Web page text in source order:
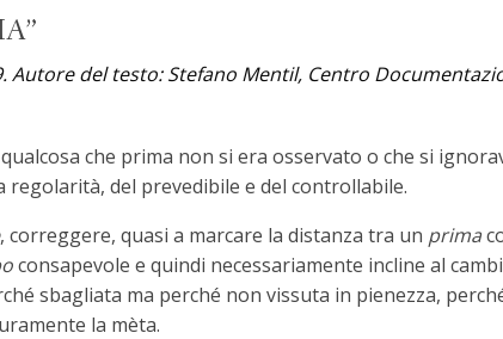
del testo: Stefano Mentil, Centro
che prima non si era osservato o che si
del prevedibile e del controllabile.
, correggere, quasi a marcare la distanza tra un prima
consapevole e quindi necessariamente incline al
sbagliata ma perché non vissuta in pienezza,
la mèta.